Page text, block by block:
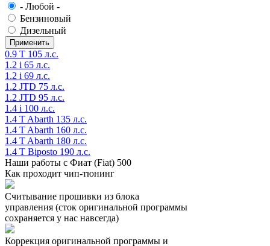
- Любой -
Бензиновый
Дизельный
0.9 T 105 л.с.
1.2 i 65 л.с.
1.2 i 69 л.с.
1.2 JTD 75 л.с.
1.2 JTD 95 л.с.
1.4 i 100 л.с.
1.4 T Abarth 135 л.с.
1.4 T Abarth 160 л.с.
1.4 T Abarth 180 л.с.
1.4 T Biposto 190 л.с.
Наши работы с Фиат (Fiat) 500
Как проходит чип-тюнинг
Считывание прошивки из блока
управления (сток оригинальной программы
сохраняется у нас навсегда)
Коррекция оригинальной программы и